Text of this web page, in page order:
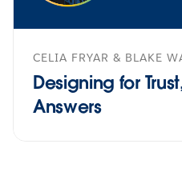
CELIA FRYAR & BLAKE
Designing for
Answers